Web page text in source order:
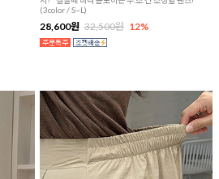
(3color / S~L)
28,600원 32,500원 12%